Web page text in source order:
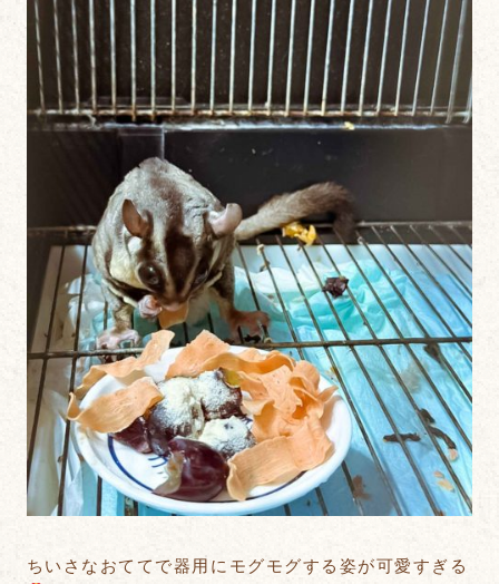
ちいさなおててで器用にモグモグする姿が可愛すぎる